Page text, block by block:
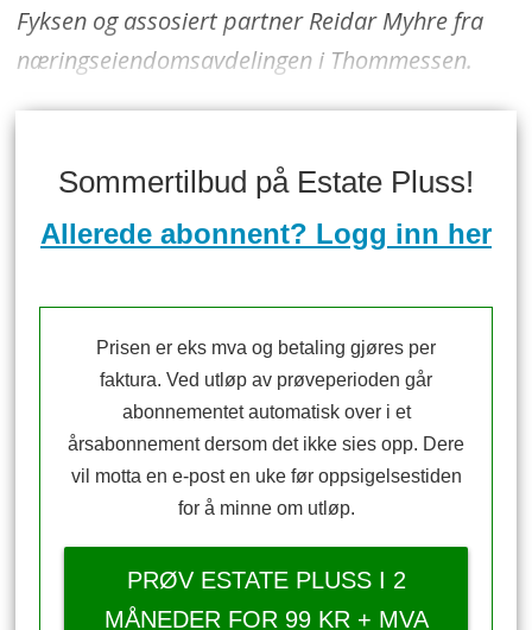
Fyksen og assosiert partner Reidar Myhre fra
næringseiendomsavdelingen i Thommessen.
Sommertilbud på Estate Pluss!
Allerede abonnent? Logg inn her
Prisen er eks mva og betaling gjøres per
faktura. Ved utløp av prøveperioden går
abonnementet automatisk over i et
årsabonnement dersom det ikke sies opp. Dere
vil motta en e-post en uke før oppsigelsestiden
for å minne om utløp.
PRØV ESTATE PLUSS I 2
MÅNEDER FOR 99 KR + MVA